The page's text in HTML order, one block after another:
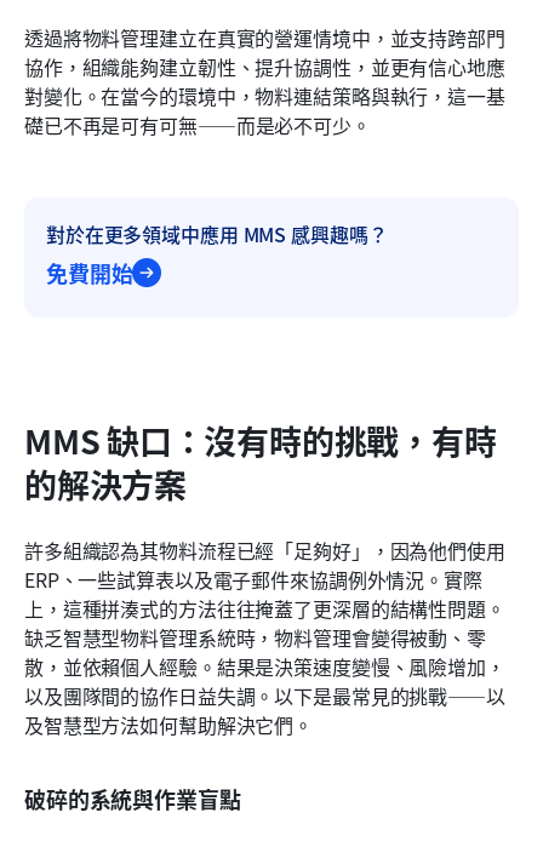
透過將物料管理建立在真實的營運情境中，並支持跨部門
協作，組織能夠建立韌性、提升協調性，並更有信心地應
對變化。在當今的環境中，物料連結策略與執行，這一基
礎已不再是可有可無——而是必不可少。
對於在更多領域中應用 MMS 感興趣嗎？
免費開始
MMS 缺口：沒有時的挑戰，有時
的解決方案
許多組織認為其物料流程已經「足夠好」，因為他們使用
ERP、一些試算表以及電子郵件來協調例外情況。實際
上，這種拼湊式的方法往往掩蓋了更深層的結構性問題。
缺乏智慧型物料管理系統時，物料管理會變得被動、零
散，並依賴個人經驗。結果是決策速度變慢、風險增加，
以及團隊間的協作日益失調。以下是最常見的挑戰——以
及智慧型方法如何幫助解決它們。
破碎的系統與作業盲點